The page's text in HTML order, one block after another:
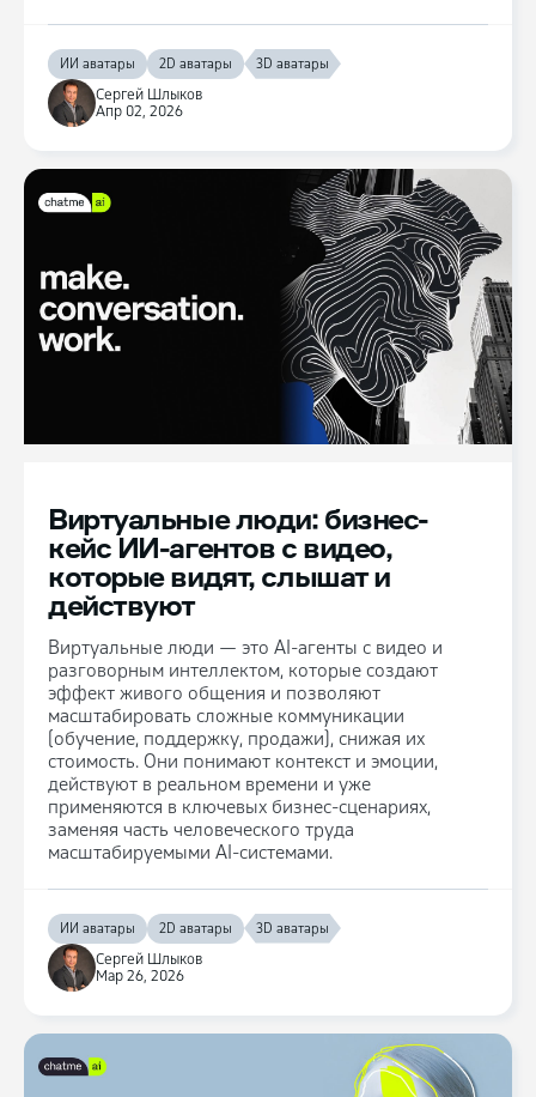
Сергей Шлыков
Апр 02, 2026
ИИ аватары 2D аватары 3D аватары
Виртуальные люди: бизнес-
кейс ИИ-агентов с видео,
которые видят, слышат и
действуют
Виртуальные люди — это AI-агенты с видео и
разговорным интеллектом, которые создают
эффект живого общения и позволяют
масштабировать сложные коммуникации
(обучение, поддержку, продажи), снижая их
стоимость. Они понимают контекст и эмоции,
действуют в реальном времени и уже
применяются в ключевых бизнес-сценариях,
заменяя часть человеческого труда
масштабируемыми AI-системами.
Сергей Шлыков
Мар 26, 2026
ИИ аватары 2D аватары 3D аватары